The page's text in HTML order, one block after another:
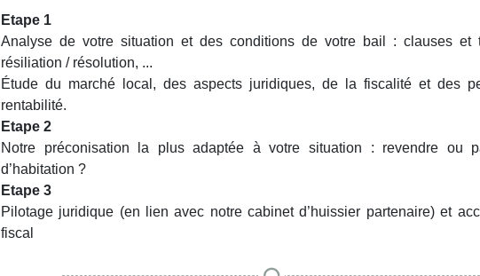
suite
la suite
Etape 1
Analyse de votre situation et des conditions de votre bail : clauses et
résiliation / résolution, ...
Étude du marché local, des aspects juridiques, de la fiscalité et des
rentabilité.
Etape 2
Notre préconisation la plus adaptée à votre situation : revendre ou
d’habitation ?
Etape 3
Pilotage juridique (en lien avec notre cabinet d’huissier partenaire) et
fiscal